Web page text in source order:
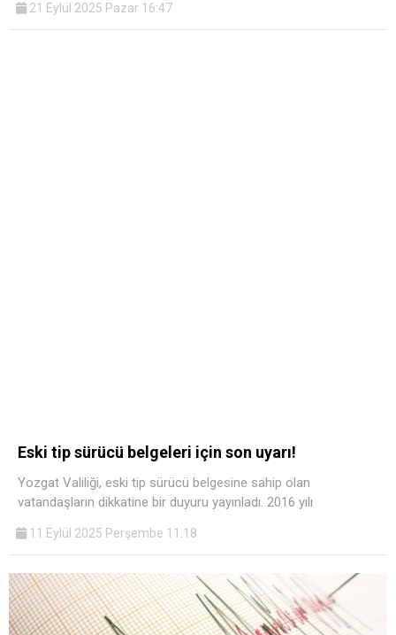
21 Eylül 2025 Pazar 16:47
Eski tip sürücü belgeleri için son uyarı!
Yozgat Valiliği, eski tip sürücü belgesine sahip olan
vatandaşların dikkatine bir duyuru yayınladı. 2016 yılı
11 Eylül 2025 Perşembe 11:18